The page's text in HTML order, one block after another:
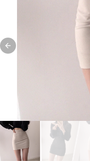
Previous slide